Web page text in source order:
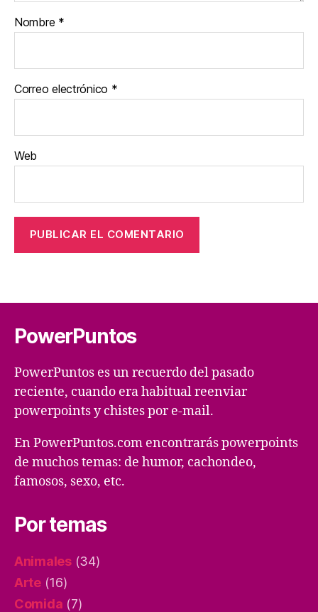
Nombre *
Correo electrónico *
Web
PowerPuntos
PowerPuntos es un recuerdo del pasado
reciente, cuando era habitual reenviar
powerpoints y chistes por e-mail.
En PowerPuntos.com encontrarás powerpoints
de muchos temas: de humor, cachondeo,
famosos, sexo, etc.
Por temas
Animales(34)
Arte(16)
Comida (7)